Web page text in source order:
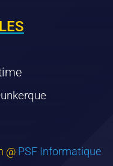
@ PSF Informatique